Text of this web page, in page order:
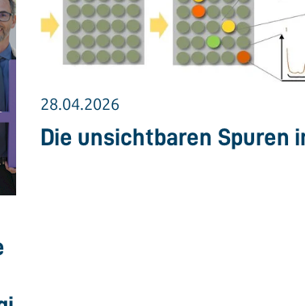
28.04.2026
Die unsichtbaren Spuren